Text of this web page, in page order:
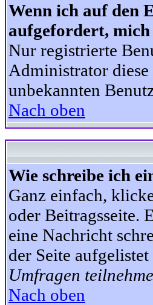
Wenn ich auf den
aufgefordert, mich
Nur registrierte
Administrator
unbekannten
Nach oben
Wie schreibe ich
Ganz einfach,
oder Beitragsseite.
eine Nachricht
der Seite
Umfragen
Nach oben